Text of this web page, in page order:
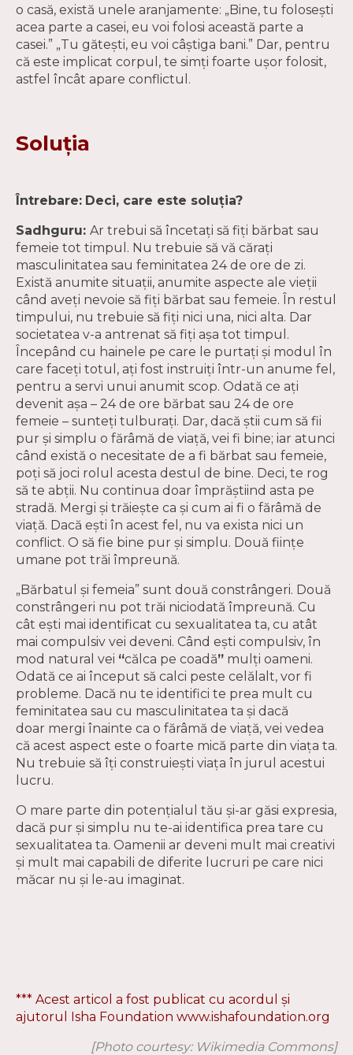
o casă, există unele aranjamente: „Bine, tu folosești
acea parte a casei, eu voi folosi această parte a
casei.” „Tu gătești, eu voi câștiga bani.” Dar, pentru
că este implicat corpul, te simți foarte ușor folosit,
astfel încât apare conflictul.
Soluția
Întrebare: Deci, care este soluția?
Sadhguru: Ar trebui să încetați să fiți bărbat sau
femeie tot timpul. Nu trebuie să vă cărați
masculinitatea sau feminitatea 24 de ore de zi.
Există anumite situații, anumite aspecte ale vieții
când aveți nevoie să fiți bărbat sau femeie. În restul
timpului, nu trebuie să fiți nici una, nici alta. Dar
societatea v-a antrenat să fiți așa tot timpul.
Începând cu hainele pe care le purtați și modul în
care faceți totul, ați fost instruiți într-un anume fel,
pentru a servi unui anumit scop. Odată ce ați
devenit așa – 24 de ore bărbat sau 24 de ore
femeie – sunteți tulburați. Dar, dacă știi cum să fii
pur și simplu o fărâmă de viață, vei fi bine; iar atunci
când există o necesitate de a fi bărbat sau femeie,
poți să joci rolul acesta destul de bine. Deci, te rog
să te abții. Nu continua doar împrăștiind asta pe
stradă. Mergi și trăiește ca și cum ai fi o fărâmă de
viață. Dacă ești în acest fel, nu va exista nici un
conflict. O să fie bine pur și simplu. Două ființe
umane pot trăi împreună.
„Bărbatul și femeia” sunt două constrângeri. Două
constrângeri nu pot trăi niciodată împreună. Cu
cât ești mai identificat cu sexualitatea ta, cu atât
mai compulsiv vei deveni. Când ești compulsiv, în
mod natural vei “călca pe coadă” mulți oameni.
Odată ce ai început să calci peste celălalt, vor fi
probleme. Dacă nu te identifici te prea mult cu
feminitatea sau cu masculinitatea ta și dacă
doar mergi înainte ca o fărâmă de viață, vei vedea
că acest aspect este o foarte mică parte din viața ta.
Nu trebuie să îți construiești viața în jurul acestui
lucru.
O mare parte din potențialul tău și-ar găsi expresia,
dacă pur și simplu nu te-ai identifica prea tare cu
sexualitatea ta. Oamenii ar deveni mult mai creativi
și mult mai capabili de diferite lucruri pe care nici
măcar nu și le-au imaginat.
*** Acest articol a fost publicat cu acordul și
ajutorul Isha Foundation www.ishafoundation.org
[Photo courtesy: Wikimedia Commons]